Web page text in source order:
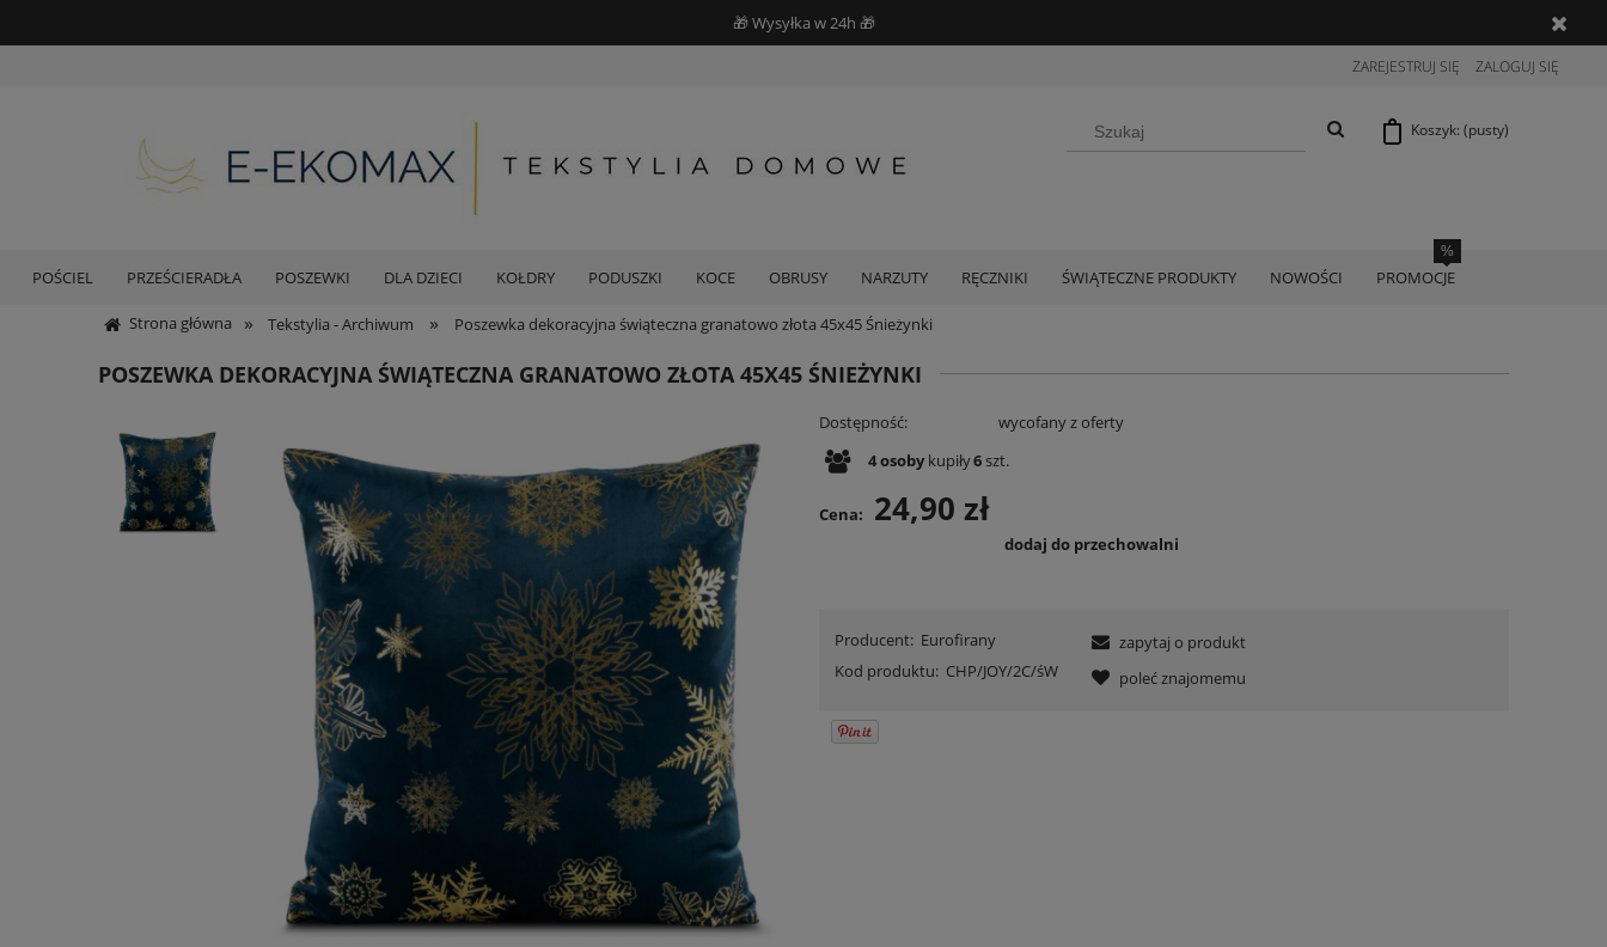
🎁 Wysyłka w 24h 🎁
ZAREJESTRUJ SIĘ ZALOGUJ SIĘ
Koszyk: (pusty)
POŚCIEL PRZEŚCIERADŁA POSZEWKI DLA DZIECI KOŁDRY PODUSZKI KOCE OBRUSY NARZUTY RĘCZNIKI ŚWIĄTECZNE PRODUKTY NOWOŚCI PROMOCJE
Strona główna » Tekstylia - Archiwum » Poszewka dekoracyjna świąteczna granatowo złota 45x45 Śnieżynki
POSZEWKA DEKORACYJNA ŚWIĄTECZNA GRANATOWO ZŁOTA 45X45 ŚNIEŻYNKI
Dostępność:
wycofany z oferty
4osobykupiły6szt.
Cena: 24,90 zł
dodaj do przechowalni
Producent: Eurofirany
Kod produktu: CHP/JOY/2C/śW
zapytaj o produkt
poleć znajomemu